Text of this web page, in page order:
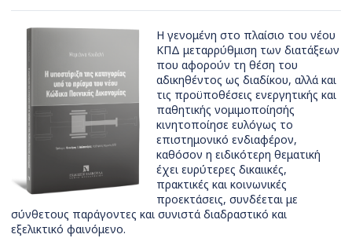
Η γενομένη στο πλαίσιο του νέου
ΚΠΔ μεταρρύθμιση των διατάξεων
που αφορούν τη θέση του
αδικηθέντος ως διαδίκου, αλλά και
τις προϋποθέσεις ενεργητικής και
παθητικής νομιμοποίησής
κινητοποίησε ευλόγως το
επιστημονικό ενδιαφέρον,
καθόσον η ειδικότερη θεματική
έχει ευρύτερες δικαιικές,
πρακτικές και κοινωνικές
προεκτάσεις, συνδέεται με
σύνθετους παράγοντες και συνιστά διαδραστικό και
εξελικτικό φαινόμενο.